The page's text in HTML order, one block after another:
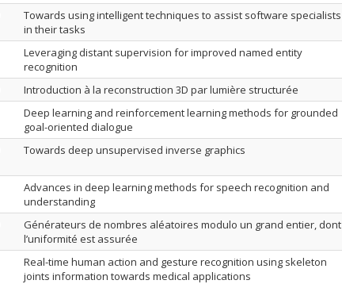
Towards using intelligent techniques to assist software specialists
in their tasks
Leveraging distant supervision for improved named entity
recognition
Introduction à la reconstruction 3D par lumière structurée
Deep learning and reinforcement learning methods for grounded
goal-oriented dialogue
Towards deep unsupervised inverse graphics
Advances in deep learning methods for speech recognition and
understanding
Générateurs de nombres aléatoires modulo un grand entier, dont
l’uniformité est assurée
Real-time human action and gesture recognition using skeleton
joints information towards medical applications